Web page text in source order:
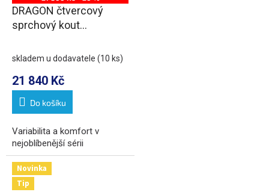
DRAGON čtvercový
sprchový kout
vstup
skladem u dodavatele (10 ks)
21 840 Kč
Do košíku
Variabilita a komfort v
nejoblíbenější sérii
Novinka
Tip